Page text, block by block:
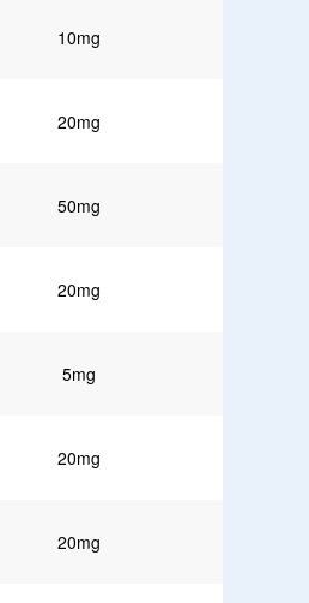
10mg
20mg
50mg
20mg
5mg
20mg
20mg